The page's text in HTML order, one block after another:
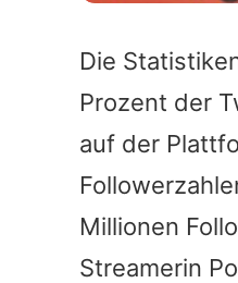
Die
Prozent der
auf der
Millionen
Streamerin